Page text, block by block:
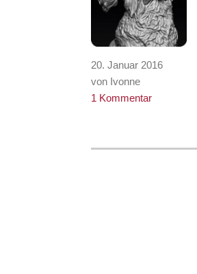
20. Januar 2016
von Ivonne
1 Kommentar